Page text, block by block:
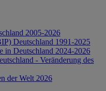
2005-2026
Deutschland 1991-2025
in Deutschland 2024-2026
- Veränderung des
der Welt 2026